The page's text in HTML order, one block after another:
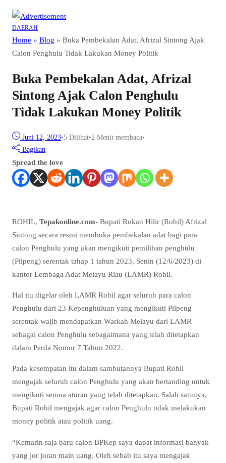
DAERAH
Home » Blog » Buka Pembekalan Adat, Afrizal Sintong Ajak
Calon Penghulu Tidak Lakukan Money Politik
Buka Pembekalan Adat, Afrizal
Sintong Ajak Calon Penghulu
Tidak Lakukan Money Politik
Juni 12, 2023•5 Dilihat•2 Menit membaca•
Bagikan
Spread the love
ROHIL, Tepakonline.com- Bupati Rokan Hilir (Rohil) Afrizal
Sintong secara resmi membuka pembekalan adat bagi para
calon Penghulu yang akan mengikuti pemilihan penghulu
(Pilpeng) serentak tahap 1 tahun 2023, Senin (12/6/2023) di
kantor Lembaga Adat Melayu Riau (LAMR) Rohil.
Hal itu digelar oleh LAMR Rohil agar seluruh para calon
Penghulu dari 23 Kepenghuluan yang mengikuti Pilpeng
serentak wajib mendapatkan Warkah Melayu dari LAMR
sebagai calon Penghulu sebagaimana yang telah ditetapkan
dalam Perda Nomor 7 Tahun 2022.
Pada kesempatan itu dalam sambutannya Bupati Rohil
mengajak seluruh calon Penghulu yang akan bertanding untuk
mengikuti semua aturan yang telah ditetapkan. Salah satunya,
Bupati Rohil mengajak agar calon Penghulu tidak melakukan
money politik atau politik uang.
“Kemarin saja baru calon BPKep saya dapat informasi banyak
yang jor joran main uang. Oleh sebab itu saya mengajak